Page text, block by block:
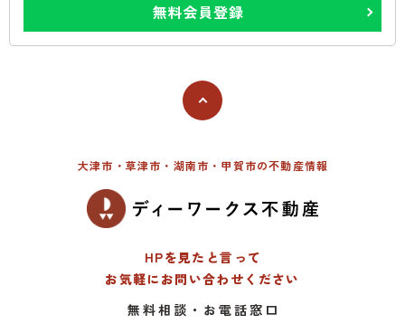
無料会員登録
大津市・草津市・湖南市・甲賀市の不動産情報
HPを見たと言って
お気軽にお問い合わせください
無料相談・お電話窓口